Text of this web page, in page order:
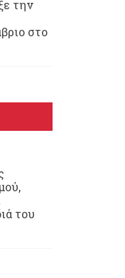
την
στο
του